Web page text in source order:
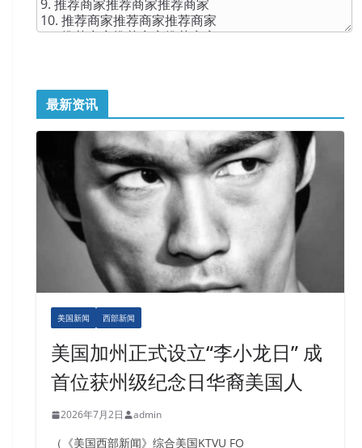
最新资讯
美国新闻 西部新闻
美国加州正式设立“李小龙日” 成
首位获州级纪念日华裔美国人
2026年7月2日 admin
（《美国西部新闻》综合美国KTVU FO